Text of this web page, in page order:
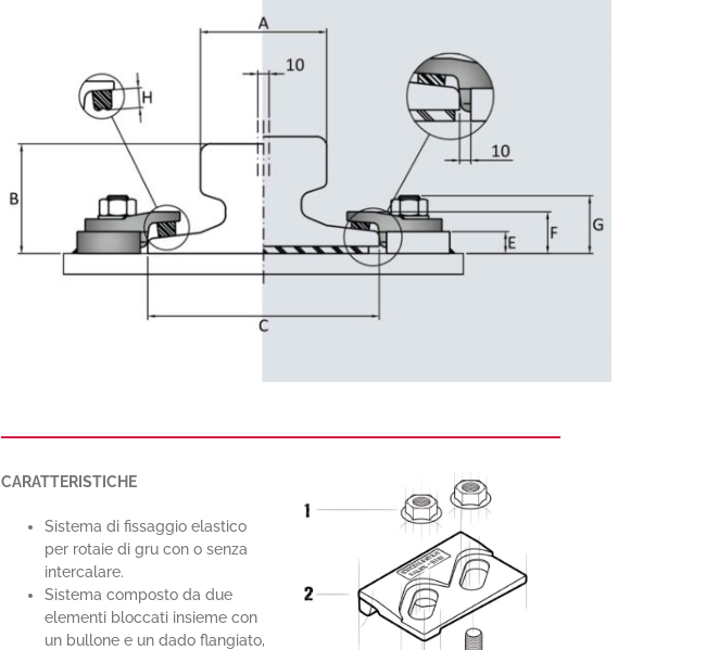
CARATTERISTICHE
Sistema di fissaggio elastico
per rotaie di gru con o senza
intercalare.
Sistema composto da due
elementi bloccati insieme con
un bullone e un dado flangiato,